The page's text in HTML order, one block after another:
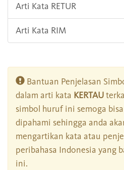
Arti Kata RETUR
Arti Kata RIM
Bantuan Penjelasan
dalam arti kata KERTAU
simbol huruf ini semoga
dipahami sehingga anda
mengartikan kata atau
peribahasa Indonesia yang
ini.